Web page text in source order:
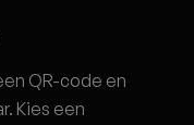
QR-code en
Kies een